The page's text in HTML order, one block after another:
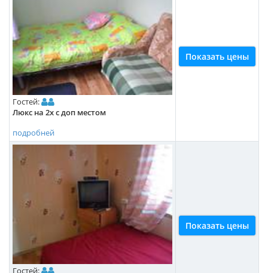
Гостей:
Люкс на 2х с доп местом
подробней
Показать цены
Гостей:
Показать цены